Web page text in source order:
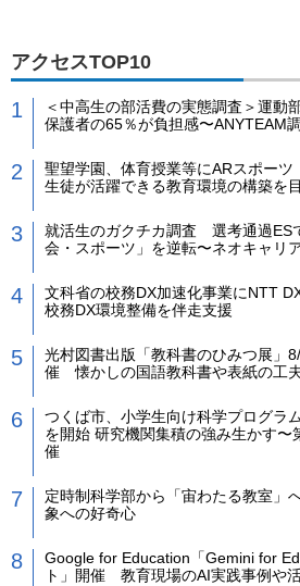
アクセスTOP10
＜中高生の部活費の実態調査＞運動
保護者の65％が負担感〜ANYTEAM
聖望学園、体育授業等にARスポーツ
生徒が活躍できる教育環境の構築を
就活生のガクチカ調査 選考通過ES
会・スポーツ」を逆転〜ネオキャリ
文科省の校務DX加速化事業にNTT
校務DX環境整備を伴走支援
光村図書出版「教科書のひみつ展」
催 懐かしの国語教科書や表紙の工
つくば市、小学生向け科学プログラ
を開始 研究機関集積の強み生かす〜
催
定時制科学部から「宙わたる教室
象への好奇心
Google for Education「Gemini for
ト」開催 教育現場のAI実践事例や